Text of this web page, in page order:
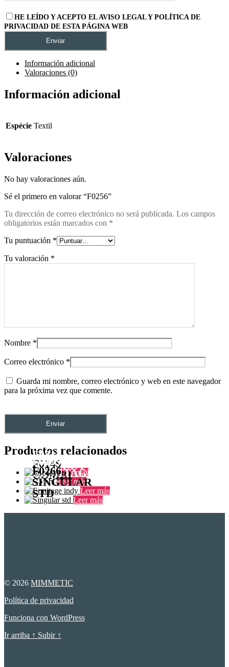
HE LEÍDO Y ACEPTO EL AVISO LEGAL Y POLÍTICA DE
PRIVACIDAD DE ESTA PÁGINA WEB
Información adicional
Valoraciones (0)
Información adicional
Espécie Textil
Valoraciones
No hay valoraciones aún.
Sé el primero en valorar “F0256”
Tu dirección de correo electrónico no será publicada. Los campos
obligatorios están marcados con *
Tu puntuación *
Tu valoración *
Nombre *
Correo electrónico *
Guarda mi nombre, correo electrónico y web en este navegador
para la próxima vez que comente.
Productos relacionados
F0212
SHELLEY
Leer más
F0149
COMBI
Leer más
F0199
ERMITAGE
INDY
Leer más
F0266
SINGULAR
STD
Leer más
© 2026 MIMMETIC
Política de privacidad
Funciona con WordPress
Ir arriba ↑ Subir ↑